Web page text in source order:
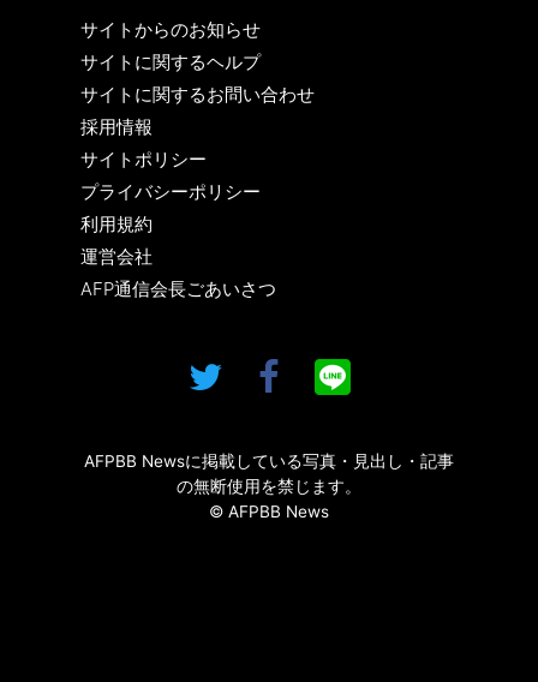
サイトからのお知らせ
サイトに関するヘルプ
サイトに関するお問い合わせ
採用情報
サイトポリシー
プライバシーポリシー
利用規約
運営会社
AFP通信会長ごあいさつ
AFPBB Newsに掲載している写真・見出し・記事
の無断使用を禁じます。
© AFPBB News